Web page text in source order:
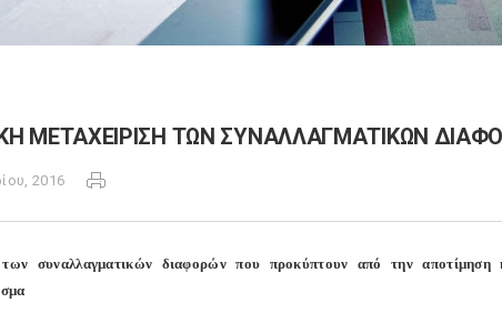
ΜΕΤΑΧΕΙΡΙΣΗ ΤΩΝ ΣΥΝΑΛΛΑΓΜΑΤΙΚΩΝ
2016
των συναλλαγματικών διαφορών που προκύπτουν από την αποτίμηση